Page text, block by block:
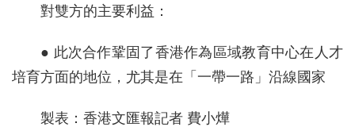
對雙方的主要利益：
● 此次合作鞏固了香港作為區域教育中心在人才
培育方面的地位，尤其是在「一帶一路」沿線國家
製表：香港文匯報記者 費小燁